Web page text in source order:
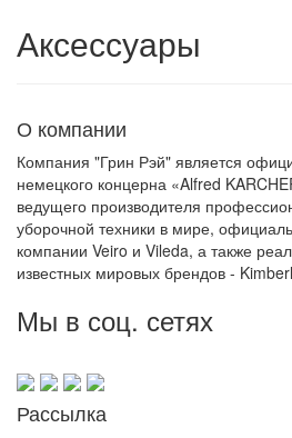
Аксессуары
О компании
Компания "Грин Рэй" является
немецкого концерна «Alfred
ведущего производителя
уборочной техники в мире,
компании Veiro и Vileda, а также
известных мировых брендов -
Мы в соц. сетях
Рассылка